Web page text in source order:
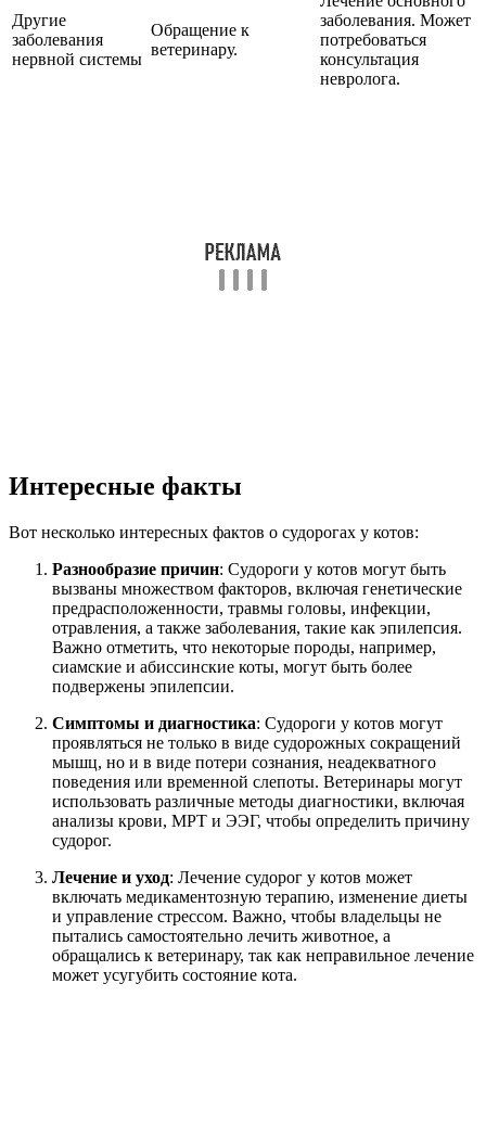
Другие
заболевания
нервной системы
Обращение к
ветеринару.
заболевания. Может
потребоваться
консультация
невролога.
Интересные факты
Вот несколько интересных фактов о судорогах у котов:
Разнообразие причин: Судороги у котов могут быть
вызваны множеством факторов, включая генетические
предрасположенности, травмы головы, инфекции,
отравления, а также заболевания, такие как эпилепсия.
Важно отметить, что некоторые породы, например,
сиамские и абиссинские коты, могут быть более
подвержены эпилепсии.
Симптомы и диагностика: Судороги у котов могут
проявляться не только в виде судорожных сокращений
мышц, но и в виде потери сознания, неадекватного
поведения или временной слепоты. Ветеринары могут
использовать различные методы диагностики, включая
анализы крови, МРТ и ЭЭГ, чтобы определить причину
судорог.
Лечение и уход: Лечение судорог у котов может
включать медикаментозную терапию, изменение диеты
и управление стрессом. Важно, чтобы владельцы не
пытались самостоятельно лечить животное, а
обращались к ветеринару, так как неправильное лечение
может усугубить состояние кота.